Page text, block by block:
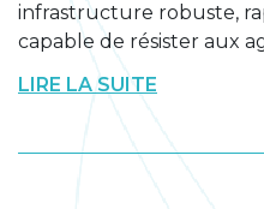
infrastructure robuste,
capable de résister aux
LIRE LA SUITE